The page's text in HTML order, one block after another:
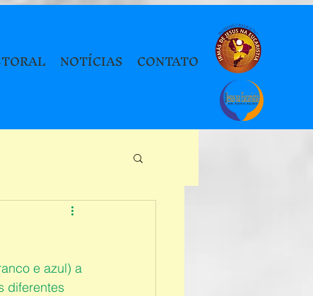
NOTÍCIAS CONTATO
e azul) a
diferentes